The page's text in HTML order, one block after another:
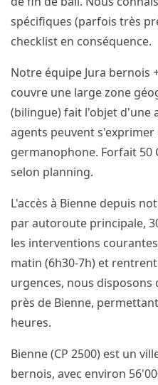
spécifiques (parfois très
checklist en conséquence.
Notre équipe Jura bernois
couvre une large zone
(bilingue) fait l'objet d'une
agents peuvent
germanophone. Forfait 50
selon planning.
L'accès à Bienne depuis
par autoroute principale,
les interventions
matin (6h30-7h) et
urgences, nous
près de Bienne,
heures.
Bienne (CP 2500) est un
bernois, avec environ